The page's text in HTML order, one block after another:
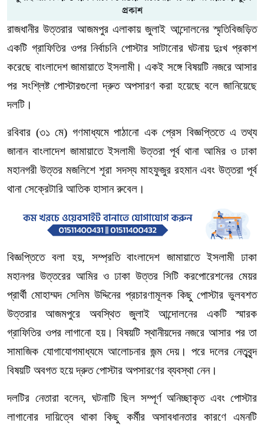
প্রকাশ
রাজধানীর উত্তরার আজমপুর এলাকায় জুলাই আন্দোলনের স্মৃতিবিজড়িত
একটি গ্রাফিতির ওপর নির্বাচনি পোস্টার সাটানোর ঘটনায় দুঃখ প্রকাশ
করেছে বাংলাদেশ জামায়াতে ইসলামী। একই সঙ্গে বিষয়টি নজরে আসার
পর সংশ্লিষ্ট পোস্টারগুলো দ্রুত অপসারণ করা হয়েছে বলে জানিয়েছে
দলটি।
রবিবার (৩১ মে) গণমাধ্যমে পাঠানো এক প্রেস বিজ্ঞপ্তিতে এ তথ্য
জানান বাংলাদেশ জামায়াতে ইসলামী উত্তরা পূর্ব থানা আমির ও ঢাকা
মহানগরী উত্তর মজলিশে শূরা সদস্য মাহফুজুর রহমান এবং উত্তরা পূর্ব
থানা সেক্রেটারি আতিক হাসান রুবেল।
বিজ্ঞপ্তিতে বলা হয়, সম্প্রতি বাংলাদেশ জামায়াতে ইসলামী ঢাকা
মহানগর উত্তরের আমির ও ঢাকা উত্তর সিটি করপোরেশনের মেয়র
প্রার্থী মোহাম্মদ সেলিম উদ্দিনের প্রচারণামূলক কিছু পোস্টার ভুলবশত
উত্তরার
আজমপুরে অবস্থিত জুলাই আন্দোলনের একটি
স্মারক
গ্রাফিতির ওপর লাগানো হয়। বিষয়টি স্থানীয়দের নজরে আসার পর তা
সামাজিক যোগাযোগমাধ্যমে আলোচনার জন্ম দেয়। পরে দলের নেতৃবৃন্দ
বিষয়টি অবগত হয়ে দ্রুত পোস্টার অপসারণের ব্যবস্থা নেন।
দলটির নেতারা বলেন, ঘটনাটি ছিল সম্পূর্ণ অনিচ্ছাকৃত এবং পোস্টার
লাগানোর দায়িত্বে থাকা কিছু কর্মীর অসাবধানতার কারণে এমনটি